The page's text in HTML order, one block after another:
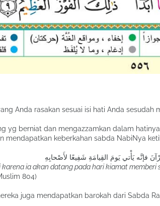
Anda rasakan sesuai isi hati Anda sesudah
yg berniat dan mengazzamkan dalam
ia akan datang pada hari kiamat
804)